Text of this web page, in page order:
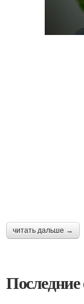
читать дальше →
Последние